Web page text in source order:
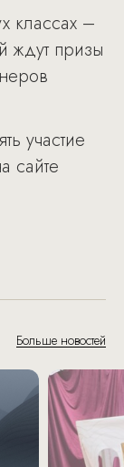
классах –
ждут призы
участие
сайте
Больше новостей